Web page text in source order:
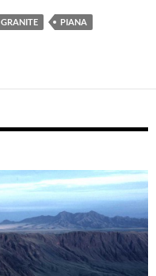
GRANITE
PIANA